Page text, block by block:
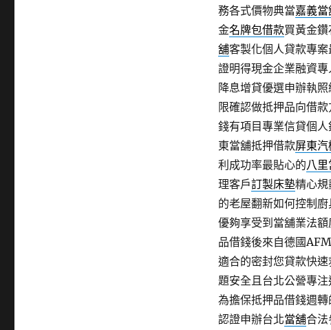
務各式價物典當嘉義當
金名牌包借款買黃金
舖客製化個人貸款專
證明得現金企業融資
降息增貸優選申辦執
限確認做抵押品向借
錢有項目專業信貸個人
東當舖抵押借款屏東
利成功率最貼心的八
理客戶訂製床墊精心規
的老屋翻新如何控制
優夠享受到當舖業法
品借錢後來自德國
適合的密封您貸款快
題安全且台北公營專
為擔保抵押品借錢週轉
認證申辦台北當舖合法